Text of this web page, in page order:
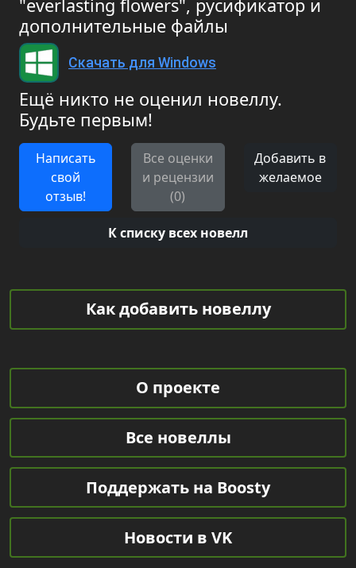
"everlasting flowers", русификатор и
дополнительные файлы
Скачать для Windows
Ещё никто не оценил новеллу.
Будьте первым!
Написать
свой
отзыв!
Все оценки
и рецензии
(0)
Добавить в
желаемое
К списку всех новелл
Как добавить новеллу
О проекте
Все новеллы
Поддержать на Boosty
Новости в VK